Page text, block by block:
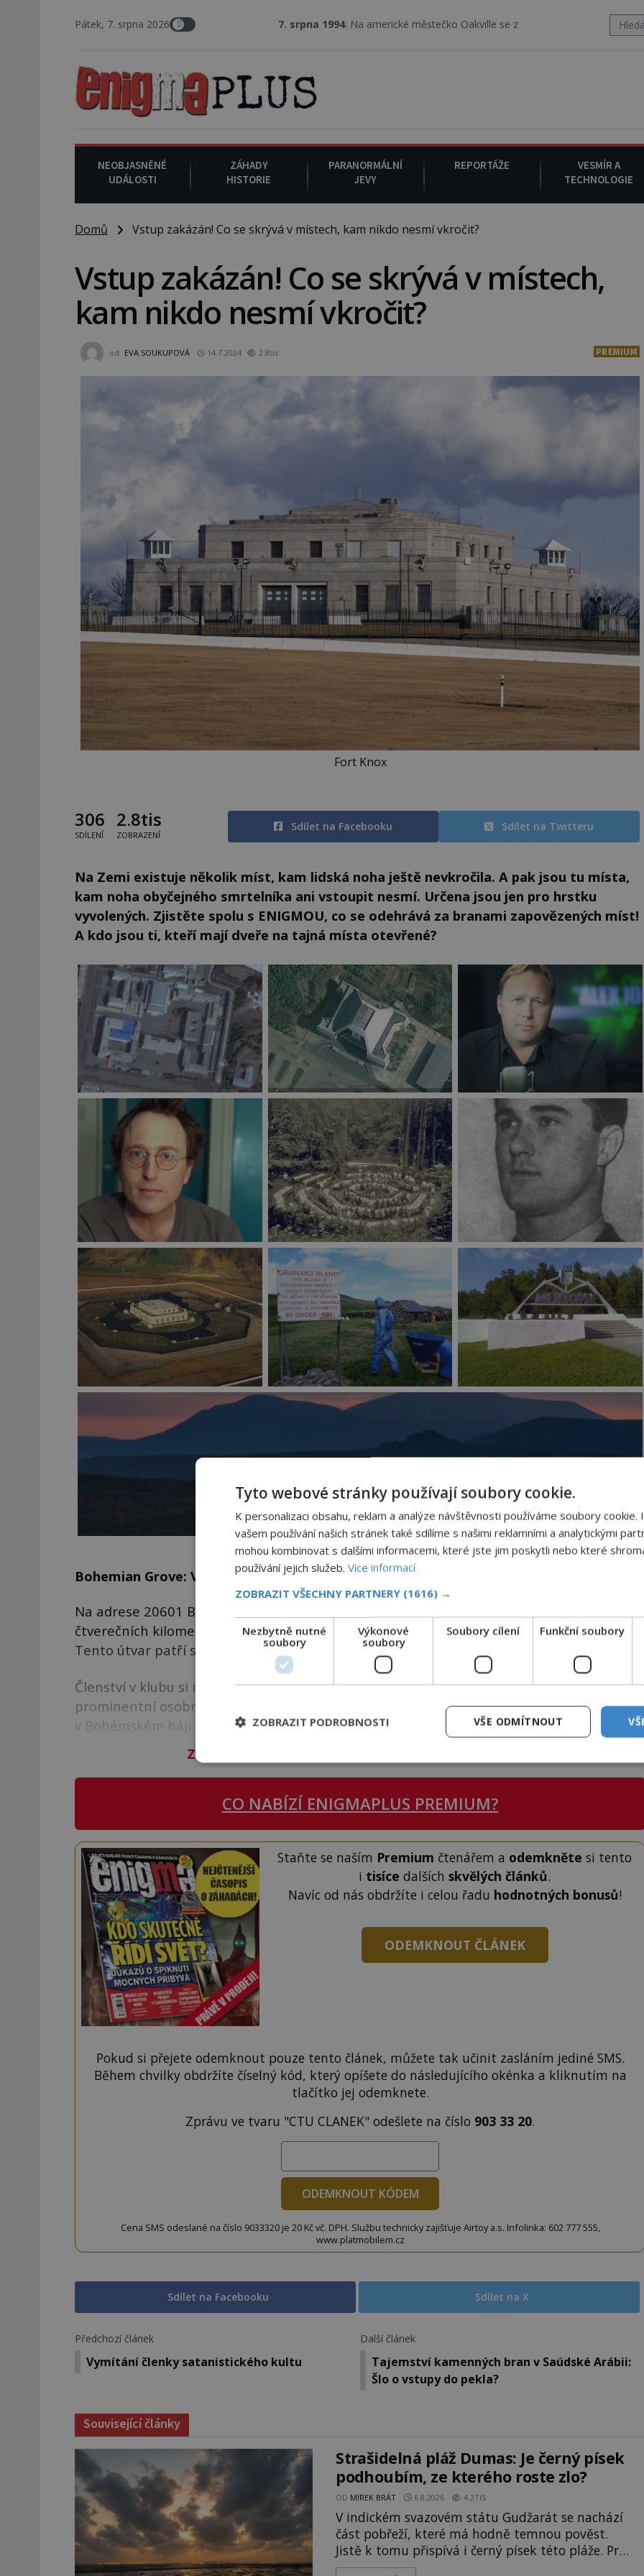
Pátek, 7. srpna 2026 : Na americké městečko Oakville se z nebe snáší podivná rosolovitá látka
NEOBJASNĚNÉ
UDÁLOSTI
ZÁHADY
HISTORIE
PARANORMÁLNÍ
JEVY
REPORTÁŽE
VESMÍR A
TECHNOLOGIE
Domů Vstup zakázán! Co se skrývá v místech, kam nikdo nesmí vkročit?
Vstup zakázán! Co se skrývá v místech,
kam nikdo nesmí vkročit?
od EVA SOUKUPOVÁ 14.7.2024 2.8tis PREMIUM
Fort Knox
306
SDÍLENÍ
2.8tis
ZOBRAZENÍ
Sdílet na Facebooku Sdílet na Twitteru
Na Zemi existuje několik míst, kam lidská noha ještě nevkročila. A pak jsou tu místa,
kam noha obyčejného smrtelníka ani vstoupit nesmí. Určena jsou jen pro hrstku
vyvolených. Zjistěte spolu s ENIGMOU, co se odehrává za branami zapovězených míst!
A kdo jsou ti, kteří mají dveře na tajná místa otevřené?
Bohemian Grove: Vznikají tu plány na ovládnutí světa?
Na adrese 20601 Bohemian Avenue v americké Kalifornii leží soukromý park o rozloze 11
čtverečních kilometrů. Nese jméno Bohemia Grove, tedy Bohémský (nebo též Český) háj.
Tento útvar patří soukromému Bohémskému klubu, který se zde pravidelně schází.
Členství v klubu si musíte zasloužit, seznam členů je přitom tajný. Takových klubů pro
prominentní osobnosti je jistě celá řada, ale Bohémský klub a jeho každoroční setkání
v Bohémském háji jsou v něčem jiné.
Zbývá vám 98
CO NABÍZÍ ENIGMAPLUS PREMIUM?
Staňte se naším Premium čtenářem a odemkněte si tento
i tisíce dalšíchskvělých článků.
Navíc od nás obdržíte i celou řadu hodnotných bonusů!
ODEMKNOUT ČLÁNEK
Pokud si přejete odemknout pouze tento článek, můžete tak učinit zasláním jediné SMS.
Během chvilky obdržíte číselný kód, který opíšete do následujícího okénka a kliknutím na
tlačítko jej odemknete.
Zprávu ve tvaru "CTU CLANEK" odešlete na číslo 903 33 20.
ODEMKNOUT KÓDEM
Cena SMS odeslané na číslo 9033320 je 20 Kč vč. DPH. Službu technicky zajišťuje Airtoy a.s. Infolinka: 602 777 555,
www.platmobilem.cz
Sdílet na Facebooku Sdílet na X
Předchozí článek
Vymítání členky satanistického kultu
Další článek
Tajemství kamenných bran v Saúdské Arábii:
Šlo o vstupy do pekla?
Související články
Strašidelná pláž Dumas: Je černý písek
podhoubím, ze kterého roste zlo?
OD MIREK BRÁT 6.8.2026 4.2TIS
V indickém svazovém státu Gudžarát se nachází
část pobřeží, které má hodně temnou pověst.
Jistě k tomu přispívá i černý písek této pláže. Proč
má pláž takové netypické zbarvení? Nakolik jsou
Tyto webové stránky používají soubory cookie.
K personalizaci obsahu, reklam a analýze návštěvnosti používáme soubory cookie.
vašem používání našich stránek také sdílíme s našimi reklamními a analytickými
mohou kombinovat s dalšími informacemi, které jste jim poskytli nebo které
používání jejich služeb. Více informací
ZOBRAZIT VŠECHNY PARTNERY (1616) →
Nezbytně nutné
soubory
Výkonové
soubory
Soubory cílení Funkční soubory
VŠE ODMÍTNOUT
ZOBRAZIT PODROBNOSTI